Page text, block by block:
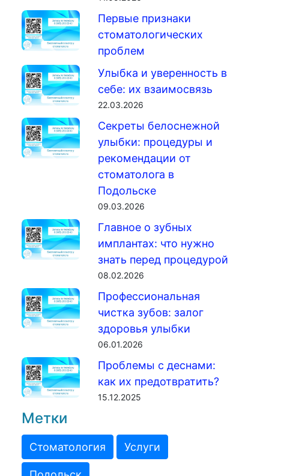
Первые признаки
стоматологических
проблем
Улыбка и уверенность в
себе: их взаимосвязь
22.03.2026
Секреты белоснежной
улыбки: процедуры и
рекомендации от
стоматолога в
Подольске
09.03.2026
Главное о зубных
имплантах: что нужно
знать перед процедурой
08.02.2026
Профессиональная
чистка зубов: залог
здоровья улыбки
06.01.2026
Проблемы с деснами:
как их предотвратить?
15.12.2025
Метки
Стоматология Услуги